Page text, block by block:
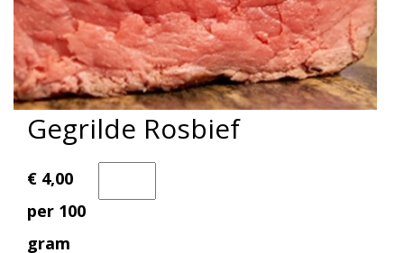
Gegrilde Rosbief
€ 4,00
per 100
gram